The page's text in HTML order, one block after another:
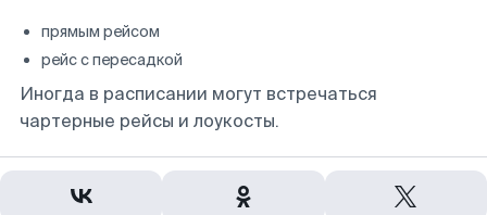
прямым рейсом
рейс с пересадкой
Иногда в расписании могут встречаться
чартерные рейсы и лоукосты.